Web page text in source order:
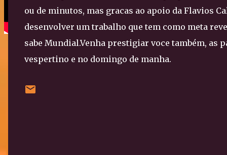
ou de minutos, mas gracas ao apoio da Flavios
desenvolver um trabalho que tem como meta
sabe Mundial.Venha prestigiar voce também, as
vespertino e no domingo de manha.